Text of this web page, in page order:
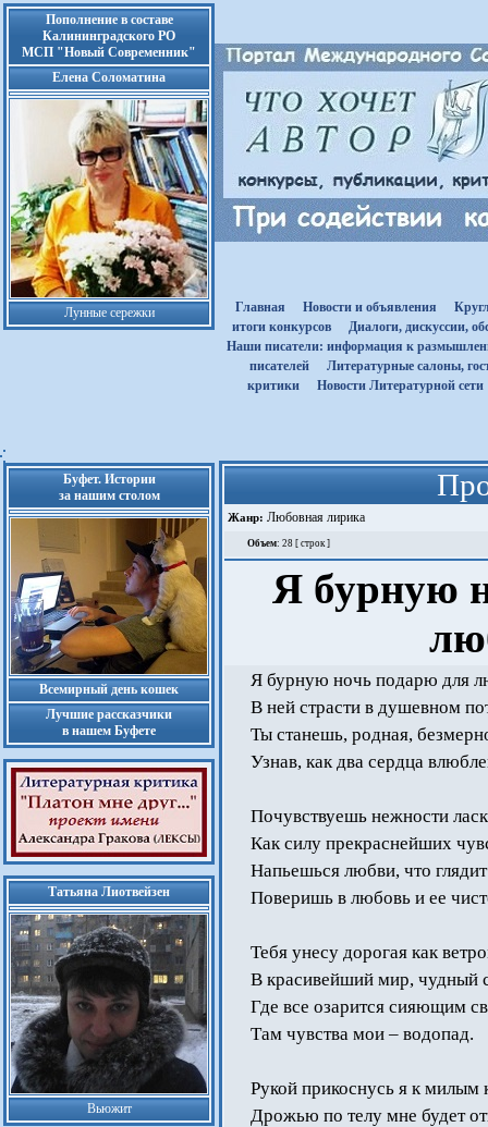
Пополнение в составе
Калининградского РО
МСП "Новый Современник"
Елена Соломатина
Лунные сережки Главная Новости и объявления
итоги конкурсов
Диалоги, дискуссии,
Наши писатели: информация к
писателей
Литературные салоны,
критики
Новости Литературной сети
Буфет. Истории
за нашим столом
Всемирный день кошек
Лучшие рассказчики
в нашем Буфете
Татьяна Лиотвейзен
Вьюжит
Жанр: Любовная лирика
Объем: 28 [ строк ]
Я бурную
Я бурную ночь подарю для
В ней страсти в душевном
Ты станешь, родная,
Узнав, как два сердца
Почувствуешь нежности
Как силу прекраснейших
Напьешься любви, что
Поверишь в любовь и ее
Тебя унесу дорогая как
В красивейший мир, чудный
Где все озарится сияющим
Там чувства мои – водопад.
Рукой прикоснусь я к милым
Дрожью по телу мне будет